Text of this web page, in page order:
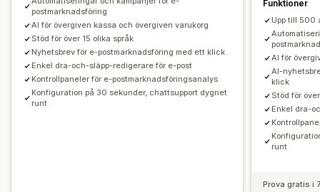
Anpassningsbara widgetar
Flera språk
A/B-testning
Regler för målinriktning
Spårning av beteenden
Produktrekommendationer
Produktomdömen Enkäter Anpassade kampanjer
Kampanjhantering
Redigeringsverktyg Mallar AI-generering
Översättning
Lokalisering Anpassad kod
Anpassade typsnitt
E-postdomäner
Insamling av e-postadresser
postmarknadsföring
AI för övergiven kassa och övergiven varukorg
Stöd för över 15 olika språk
Nyhetsbrev för e-postmarknadsföring med ett klick
Enkel dra-och-släpp-redigerare för e-post
Kontrollpaneler för e-postmarknadsföringsanalys
Konfiguration på 30 sekunder, chattsupport dygnet
runt
Funktioner
Upp till 500
AI för
AI-
klick
Stöd för
Enkel dra-
runt
Prova gratis i